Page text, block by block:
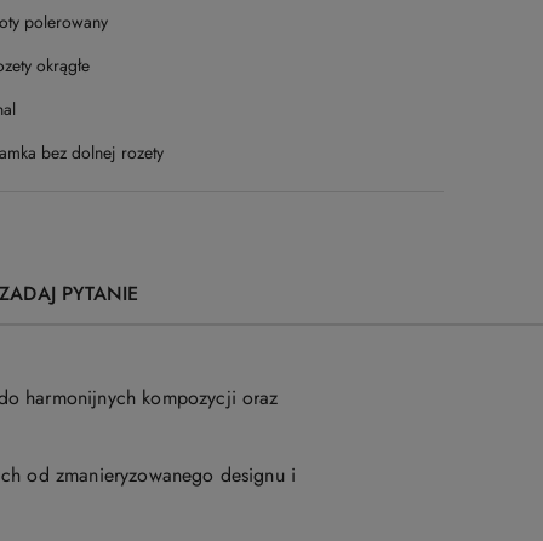
polerowany
okrągłe
bez dolnej rozety
ZADAJ PYTANIE
harmonijnych kompozycji oraz
od zmanieryzowanego designu i